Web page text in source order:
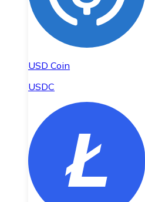
USD Coin
USDC